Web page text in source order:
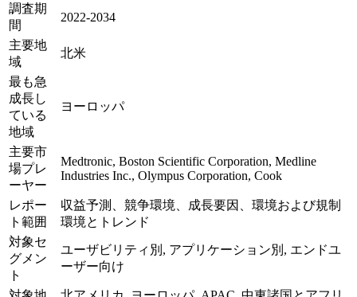
調査期
間
2022-2034
主要地
域
北米
最も急
成長し
ている
地域
ヨーロッパ
主要市
場プレ
ーヤー
Medtronic, Boston Scientific Corporation, Medline
Industries Inc., Olympus Corporation, Cook
レポー
ト範囲
収益予測、競争環境、成長要因、環境および規制
環境とトレンド
対象セ
グメン
ト
ユーザビリティ別, アプリケーション別, エンドユ
ーザー向け